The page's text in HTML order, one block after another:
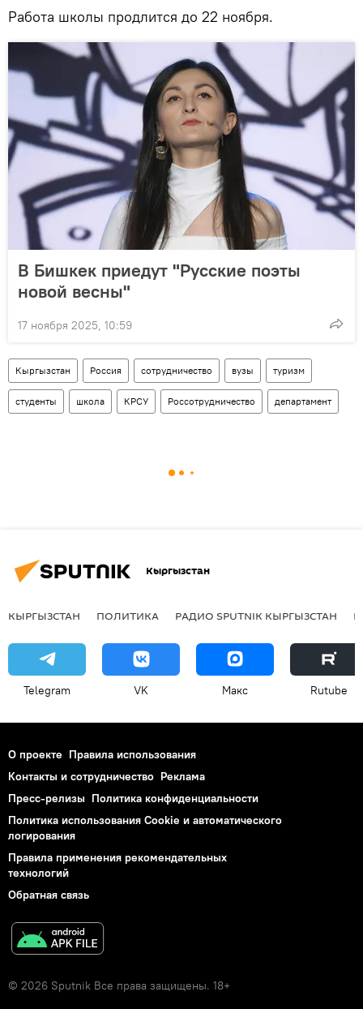
Работа школы продлится до 22 ноября.
В Бишкек приедут "Русские поэты
новой весны"
17 ноября 2025, 10:59
Кыргызстан Россия сотрудничество вузы туризм
студенты школа КРСУ Россотрудничество департамент
Кыргызстан
КЫРГЫЗСТАН ПОЛИТИКА РАДИО SPUTNIK КЫРГЫЗСТАН
Telegram VK Макс Rutube
О проекте Правила использования
Контакты и сотрудничество Реклама
Пресс-релизы Политика конфиденциальности
Политика использования Cookie и автоматического
логирования
Правила применения рекомендательных
технологий
Обратная связь
© 2026 Sputnik Все права защищены. 18+